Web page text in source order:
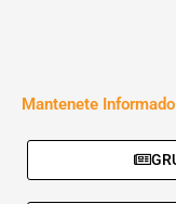
Mantenete Informado